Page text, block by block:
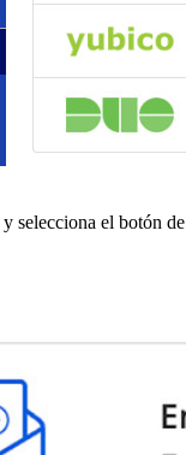
y selecciona el botón de